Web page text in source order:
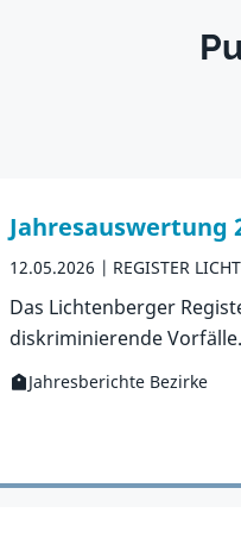
Jahresauswertung
12.05.2026 REGISTER
Das Lichtenberger
diskriminierende
Kategorie:
Jahresberichte Bezirke